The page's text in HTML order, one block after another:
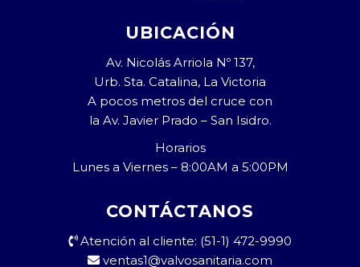
UBICACIÓN
Av. Nicolás Arriola Nº 137,
Urb. Sta. Catalina, La Victoria
A pocos metros del cruce con
la Av. Javier Prado – San Isidro.
Horarios
Lunes a Viernes – 8:00AM a 5:00PM
CONTÁCTANOS
Atención al cliente: (51-1) 472-9990
ventas1@valvosanitaria.com